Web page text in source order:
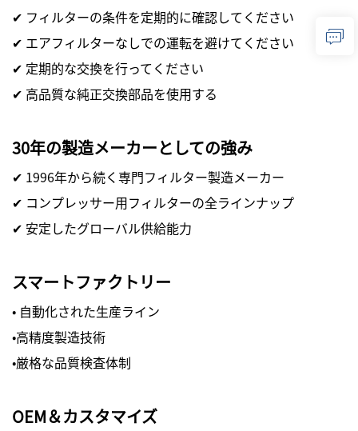
✔ フィルターの条件を定期的に確認してください
✔ エアフィルターなしでの運転を避けてください
✔ 定期的な交換を行ってください
✔ 高品質な純正交換部品を使用する
30年の製造メーカーとしての強み
✔ 1996年から続く専門フィルター製造メーカー
✔ コンプレッサー用フィルターの全ラインナップ
✔ 安定したグローバル供給能力
スマートファクトリー
· 自動化された生産ライン
・高精度製造技術
・厳格な品質検査体制
OEM＆カスタマイズ